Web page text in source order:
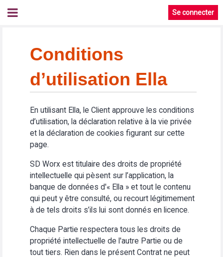
Se connecter
Conditions
d’utilisation Ella
En utilisant Ella, le Client approuve les conditions
d’utilisation, la déclaration relative à la vie privée
et la déclaration de cookies figurant sur cette
page.
SD Worx est titulaire des droits de propriété
intellectuelle qui pèsent sur l’application, la
banque de données d'« Ella » et tout le contenu
qui peut y être consulté, ou recourt légitimement
à de tels droits s’ils lui sont donnés en licence.
Chaque Partie respectera tous les droits de
propriété intellectuelle de l'autre Partie ou de
tout tiers. Rien dans le présent Contrat ne peut